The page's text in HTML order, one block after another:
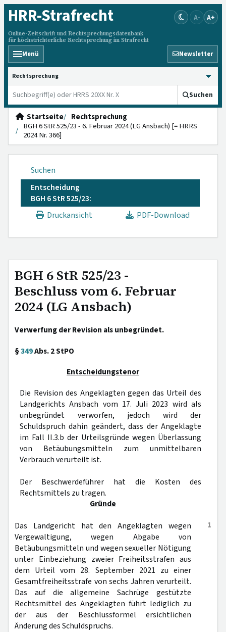
HRR-Strafrecht
Online-Zeitschrift und Rechtsprechungsdatenbank
für höchstrichterliche Rechtsprechung im Strafrecht
A- A+
Menü Newsletter
HRRS durchsuchen
Suchen
Startseite
Rechtsprechung
BGH 6 StR 525/23 - 6. Februar 2024 (LG Ansbach) [= HRRS
2024 Nr. 366]
Suchen
Entscheidung
BGH 6 StR 525/23:
Druckansicht
PDF-Download
BGH 6 StR 525/23 -
Beschluss vom 6. Februar
2024 (LG Ansbach)
Verwerfung der Revision als unbegründet.
§349Abs. 2 StPO
Entscheidungstenor
Die Revision des Angeklagten gegen das Urteil des
Landgerichts Ansbach vom 17. Juli 2023 wird als
unbegründet verworfen, jedoch wird der
Schuldspruch dahin geändert, dass der Angeklagte
im Fall II.3.b der Urteilsgründe wegen Überlassung
von Betäubungsmitteln zum unmittelbaren
Verbrauch verurteilt ist.
Der Beschwerdeführer hat die Kosten des
Rechtsmittels zu tragen.
Gründe
1
Das Landgericht hat den Angeklagten wegen
Vergewaltigung, wegen Abgabe von
Betäubungsmitteln und wegen sexueller Nötigung
unter Einbeziehung zweier Freiheitsstrafen aus
dem Urteil vom 28. September 2021 zu einer
Gesamtfreiheitsstrafe von sechs Jahren verurteilt.
Das auf die allgemeine Sachrüge gestützte
Rechtsmittel des Angeklagten führt lediglich zu
der aus der Beschlussformel ersichtlichen
Änderung des Schuldspruchs.